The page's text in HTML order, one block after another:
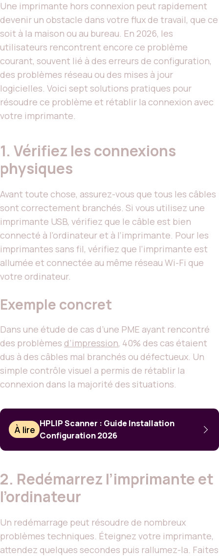
Une imprimante hors connexion peut rapidement
devenir un obstacle dans votre flux de travail, que ce
soit à la maison ou au bureau. En 2026, les
utilisateurs rencontrent encore ce problème
courant, souvent lié à des erreurs de configuration,
des problèmes réseau ou des mises à jour
logicielles. Voici sept solutions pratiques pour
résoudre ce problème et rétablir la connexion avec
votre imprimante.
1. Vérifiez les connexions
physiques
Avant toute chose, assurez-vous que tous les câbles
sont correctement branchés. Si vous utilisez une
imprimante USB, vérifiez que le câble est bien
connecté à l’ordinateur et à l’imprimante. Pour les
imprimantes sans fil, vérifiez que l’imprimante est
allumée et connectée au même réseau Wi-Fi que
votre ordinateur.
Exemple concret
Dans une étude de cas d’une PME ayant rencontré
des problèmes d’impression, 40% des cas étaient
dus à des câbles mal branchés ou défectueux. Un
simple contrôle visuel a permis de rétablir la
connexion dans la majorité des situations.
À lire
HPLIP Scanner : Guide Installation
Configuration 2026
2. Redémarrez l’imprimante et
l’ordinateur
Un redémarrage peut résoudre de nombreux
problèmes techniques. Éteignez votre imprimante,
attendez quelques secondes puis rallumez-la. Faites